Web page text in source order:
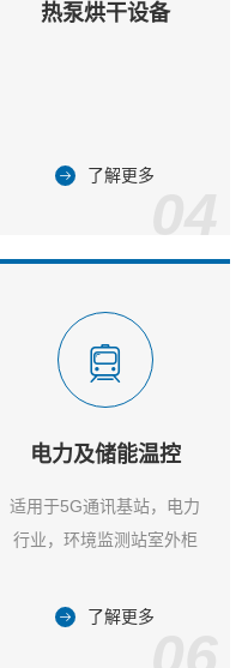
热泵烘干设备
了解更多
电力及储能温控
适用于5G通讯基站，电力
行业，环境监测站室外柜
了解更多